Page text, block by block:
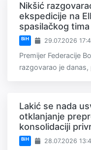
Nikšić
ekspedicije na
spasilačkog tima
BiH 29.07.2026
Premijer Federacije
razgovarao je
Lakić se nada
otklanjanje
konsolidaciji
BiH 28.07.2026